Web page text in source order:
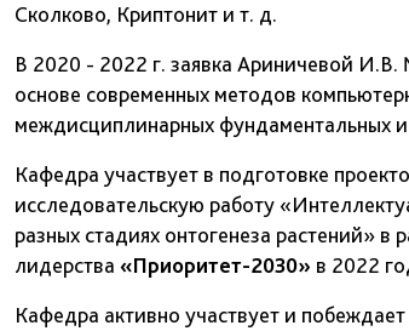
Сколково, Криптонит и т. д.
В 2020 - 2022 г. заявка Ариничевой
основе современных методов
междисциплинарных фундаментальных
Кафедра участвует в подготовке
исследовательскую работу
разных стадиях онтогенеза растений» в
лидерства «Приоритет-2030» в 2022
Кафедра активно участвует и